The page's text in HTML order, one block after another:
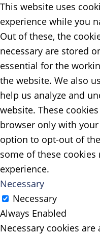
This website uses
experience while you
Out of these, the
necessary are stored
essential for the
the website. We also
help us analyze and
website. These
browser only with
option to opt-out of
some of these
experience.
Necessary
Necessary
Always Enabled
Necessary cookies